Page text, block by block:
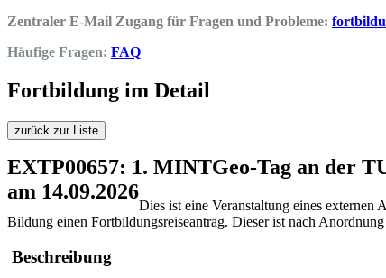
Zentraler E-Mail Zugang für Fragen und Probleme:
Häufige Fragen: FAQ
Fortbildung im Detail
zurück zur Liste
EXTP00657: 1. MINTGeo-Tag an der
am 14.09.2026
Dies ist eine Veranstaltung eines externen
Bildung einen Fortbildungsreiseantrag. Dieser ist nach
Beschreibung